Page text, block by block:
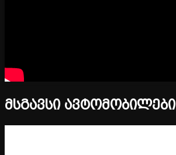
მსგავსი ავტომობილები